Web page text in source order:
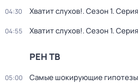
04:30 Хватит слухов!. Сезон 1.
04:55 Хватит слухов!. Сезон 1.
РЕН ТВ
05:00 Самые шoкиpующие гипотезы